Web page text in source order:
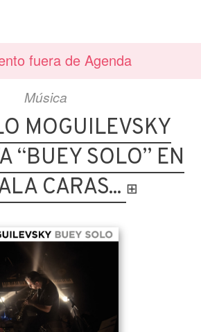
fuera de Agenda
Música
MOGUILEVSKY
“BUEY SOLO” EN
CARAS... ⊞